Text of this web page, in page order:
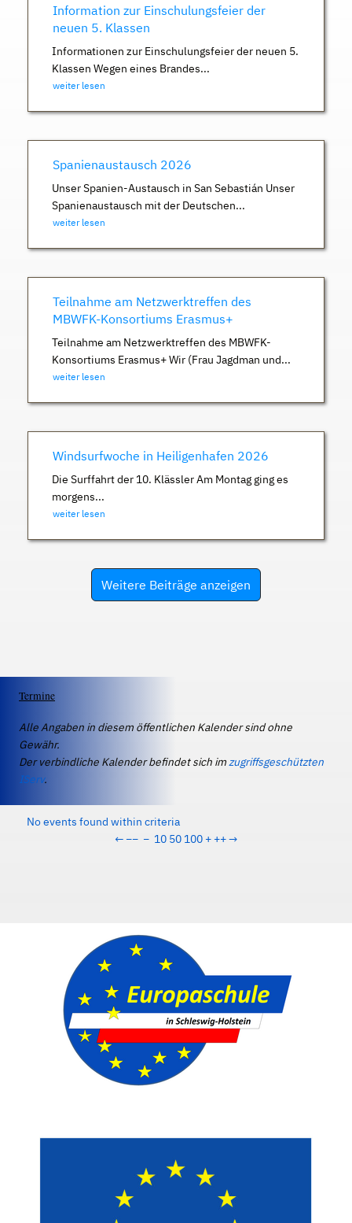
Information zur Einschulungsfeier der
neuen 5. Klassen
Informationen zur Einschulungsfeier der neuen 5.
Klassen Wegen eines Brandes...
weiter lesen
Spanienaustausch 2026
Unser Spanien-Austausch in San Sebastián Unser
Spanienaustausch mit der Deutschen...
weiter lesen
Teilnahme am Netzwerktreffen des
MBWFK-Konsortiums Erasmus+
Teilnahme am Netzwerktreffen des MBWFK-
Konsortiums Erasmus+ Wir (Frau Jagdman und...
weiter lesen
Windsurfwoche in Heiligenhafen 2026
Die Surffahrt der 10. Klässler Am Montag ging es
morgens...
weiter lesen
Weitere Beiträge anzeigen
Termine
Alle Angaben in diesem öffentlichen Kalender sind ohne
Gewähr.
Der verbindliche Kalender befindet sich imzugriffsgeschützten
IServ.
No events found within criteria
← −− − 10 50 100 + ++→